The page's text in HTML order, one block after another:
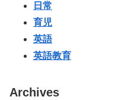
日常
育児
英語
英語教育
Archives